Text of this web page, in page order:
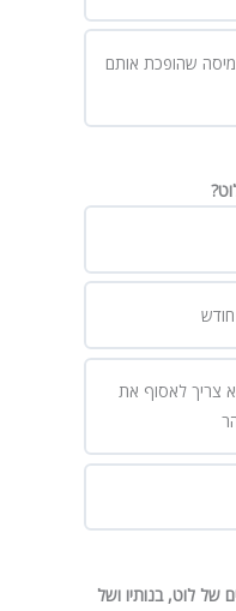
שהופכת אותם
צריך לאסוף את
של לוט, בנותיו ושל